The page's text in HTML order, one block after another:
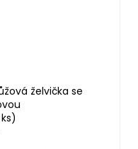
želvička se